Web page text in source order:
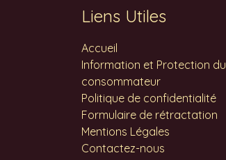
Liens Utiles
Accueil
Information et Protection du
consommateur
Politique de confidentialité
Formulaire de rétractation
Mentions Légales
Contactez-nous